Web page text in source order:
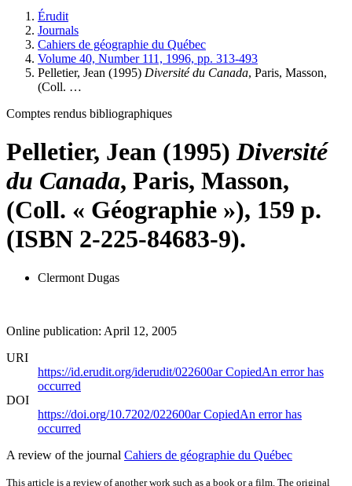
Érudit
Journals
Cahiers de géographie du Québec
Volume 40, Number 111, 1996, pp. 313-493
Pelletier, Jean (1995) Diversité du Canada, Paris, Masson,
(Coll. …
Comptes rendus bibliographiques
Pelletier, Jean (1995) Diversité
du Canada, Paris, Masson,
(Coll. « Géographie »), 159 p.
(ISBN 2-225-84683-9).
Clermont Dugas
Online publication: April 12, 2005
URI
https://id.erudit.org/iderudit/022600arCopiedAn error has
occurred
DOI
https://doi.org/10.7202/022600arCopiedAn error has
occurred
A review of the journal Cahiers de géographie du Québec
This article is a review of another work such as a book or a film. The original